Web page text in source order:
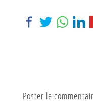
Poster le